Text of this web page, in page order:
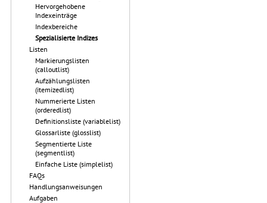
Hervorgehobene
Indexeinträge
Indexbereiche
Spezialisierte Indizes
Listen
Markierungslisten
(calloutlist)
Aufzählungslisten
(itemizedlist)
Nummerierte Listen
(orderedlist)
Definitionsliste (variablelist)
Glossarliste (glosslist)
Segmentierte Liste
(segmentlist)
Einfache Liste (simplelist)
FAQs
Handlungsanweisungen
Aufgaben